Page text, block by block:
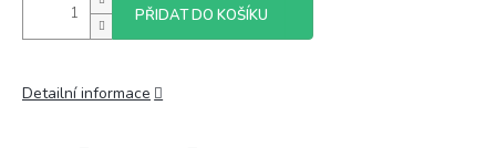
PŘIDAT DO KOŠÍKU
Detailní informace